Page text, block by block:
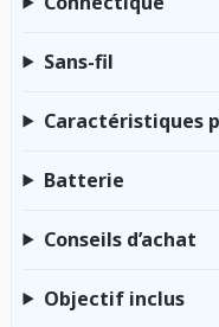
Sans-fil
Caractéristiques
Batterie
Conseils d’achat
Objectif inclus